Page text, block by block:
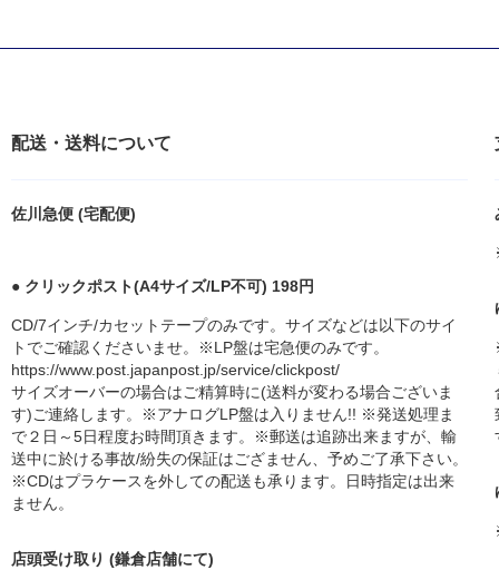
配送・送料について
佐川急便 (宅配便)
● クリックポスト(A4サイズ/LP不可) 198円
CD/7インチ/カセットテープのみです。サイズなどは以下のサイ
トでご確認くださいませ。※LP盤は宅急便のみです。
https://www.post.japanpost.jp/service/clickpost/
サイズオーバーの場合はご精算時に(送料が変わる場合ございま
す)ご連絡します。※アナログLP盤は入りません!! ※発送処理ま
で２日～5日程度お時間頂きます。※郵送は追跡出来ますが、輸
送中に於ける事故/紛失の保証はござません、予めご了承下さい。
※CDはプラケースを外しての配送も承ります。日時指定は出来
ません。
店頭受け取り (鎌倉店舗にて)